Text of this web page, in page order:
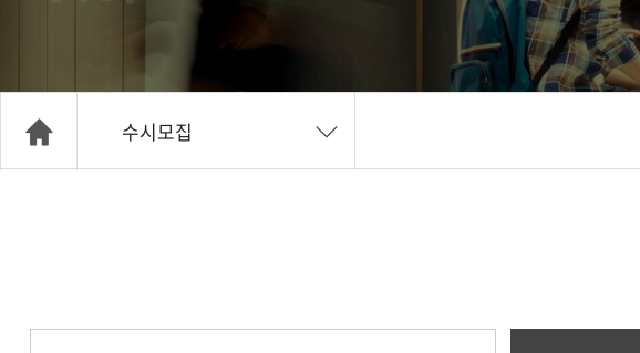
수시모집